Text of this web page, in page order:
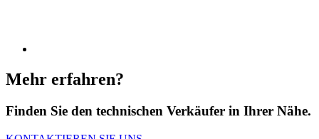
Mehr erfahren?
Finden Sie den technischen Verkäufer in Ihrer Nähe.